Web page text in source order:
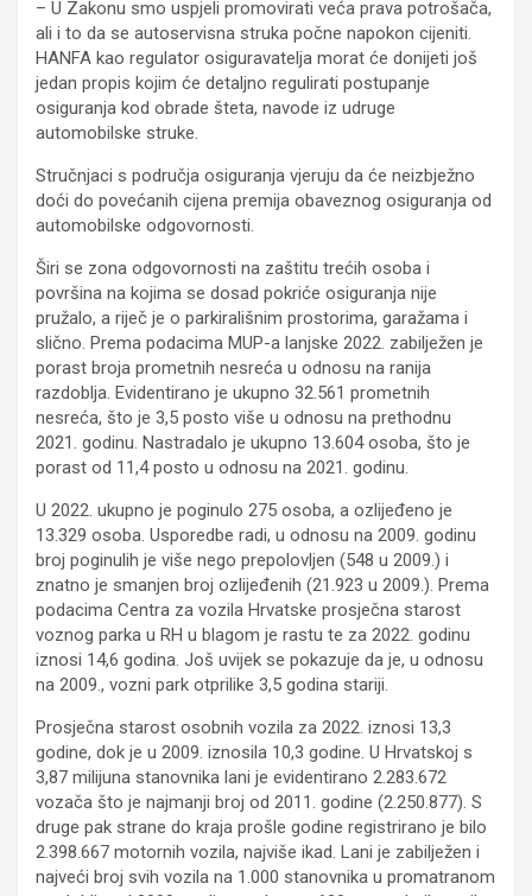
– U Zakonu smo uspjeli promovirati veća prava potrošača,
ali i to da se autoservisna struka počne napokon cijeniti.
HANFA kao regulator osiguravatelja morat će donijeti još
jedan propis kojim će detaljno regulirati postupanje
osiguranja kod obrade šteta, navode iz udruge
automobilske struke.
Stručnjaci s područja osiguranja vjeruju da će neizbježno
doći do povećanih cijena premija obaveznog osiguranja od
automobilske odgovornosti.
Širi se zona odgovornosti na zaštitu trećih osoba i
površina na kojima se dosad pokriće osiguranja nije
pružalo, a riječ je o parkirališnim prostorima, garažama i
slično. Prema podacima MUP-a lanjske 2022. zabilježen je
porast broja prometnih nesreća u odnosu na ranija
razdoblja. Evidentirano je ukupno 32.561 prometnih
nesreća, što je 3,5 posto više u odnosu na prethodnu
2021. godinu. Nastradalo je ukupno 13.604 osoba, što je
porast od 11,4 posto u odnosu na 2021. godinu.
U 2022. ukupno je poginulo 275 osoba, a ozlijeđeno je
13.329 osoba. Usporedbe radi, u odnosu na 2009. godinu
broj poginulih je više nego prepolovljen (548 u 2009.) i
znatno je smanjen broj ozlijeđenih (21.923 u 2009.). Prema
podacima Centra za vozila Hrvatske prosječna starost
voznog parka u RH u blagom je rastu te za 2022. godinu
iznosi 14,6 godina. Još uvijek se pokazuje da je, u odnosu
na 2009., vozni park otprilike 3,5 godina stariji.
Prosječna starost osobnih vozila za 2022. iznosi 13,3
godine, dok je u 2009. iznosila 10,3 godine. U Hrvatskoj s
3,87 milijuna stanovnika lani je evidentirano 2.283.672
vozača što je najmanji broj od 2011. godine (2.250.877). S
druge pak strane do kraja prošle godine registrirano je bilo
2.398.667 motornih vozila, najviše ikad. Lani je zabilježen i
najveći broj svih vozila na 1.000 stanovnika u promatranom